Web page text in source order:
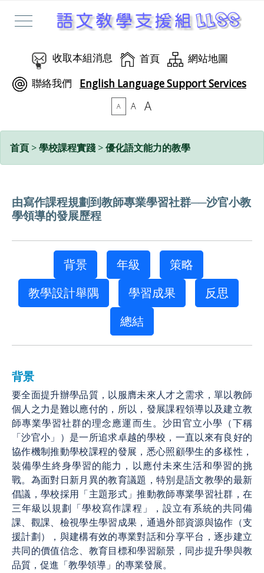
收取本組消息 首頁
網站地圖
聯絡我們
English Language Support Services
A A A
首頁 >學校課程實踐 >優化語文能力的教學
由寫作課程規劃到教師專業學習社群──沙官小教
學領導的發展歷程
背景 年級
策略
教學設計舉隅
學習成果
反思
總結
背景
要全面提升辦學品質，以服膺未來人才之需求，單以教師
個人之力是難以應付的，所以，發展課程領導以及建立教
師專業學習社群的理念應運而生。沙田官立小學（下稱
「沙官小」）是一所追求卓越的學校，一直以來有良好的
協作機制推動學校課程的發展，悉心照顧學生的多樣性，
裝備學生終身學習的能力，以應付未來生活和學習的挑
戰。為面對日新月異的教育議題，特別是語文教學的最新
倡議，學校採用「主題形式」推動教師專業學習社群，在
三年級以規劃「學校寫作課程」，設立有系統的共同備
課、觀課、檢視學生學習成果，通過外部資源與協作（支
援計劃），與建構有效的專業對話和分享平台，逐步建立
共同的價值信念、教育目標和學習願景，同步提升學與教
品質，促進「教學領導」的專業發展。